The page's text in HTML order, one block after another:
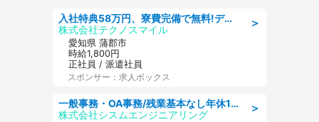
＞
入社特典58万円、寮費完備で無料!デンソーで働こう!自動車工場で小型部品の検査業務 denso aichi
株式会社テクノスマイル
愛知県 蒲郡市
時給1,800円
正社員 / 派遣社員
スポンサー：求人ボックス
＞
一般事務・OA事務/残業基本なし年休130日社保完備の一般・調達事務
株式会社シスムエンジニアリング